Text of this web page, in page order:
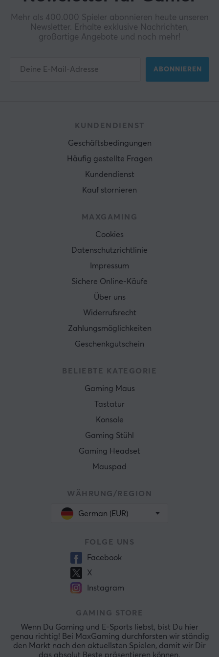
Mehr als 400.000 Spieler abonnieren heute unseren
Newsletter. Erhalte exklusive Nachrichten,
großartige Angebote und noch mehr!
ABONNIEREN
KUNDENDIENST
Geschäftsbedingungen
Häufig gestellte Fragen
Kundendienst
Kauf stornieren
MAXGAMING
Cookies
Datenschutzrichtlinie
Impressum
Sichere Online-Käufe
Über uns
Widerrufsrecht
Zahlungsmöglichkeiten
Geschenkgutschein
BELIEBTE KATEGORIE
Gaming Maus
Tastatur
Konsole
Gaming Stühl
Gaming Headset
Mauspad
WÄHRUNG/REGION
German (EUR)
FOLGE UNS
Facebook
X
Instagram
GAMING STORE
Wenn Du Gaming und E-Sports liebst, bist Du hier
genau richtig! Bei MaxGaming durchforsten wir ständig
den Markt nach den aktuellsten Spielen, damit wir Dir
das absolut Beste präsentieren können.